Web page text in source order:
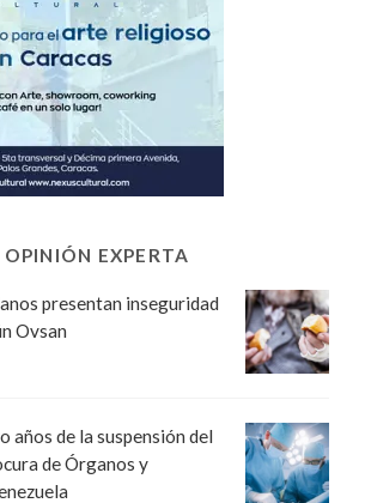
OPINIÓN EXPERTA
presentan inseguridad
Ovsan
años de la suspensión del
de Órganos y